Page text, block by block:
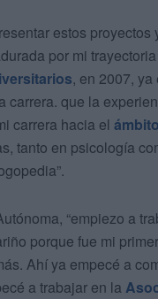
estos
por mi
, en 2007,
carrera. que la
carrera hacia el
tanto en psicología
“empiezo a
porque fue mi
Ahí ya empecé a
a trabajar en la